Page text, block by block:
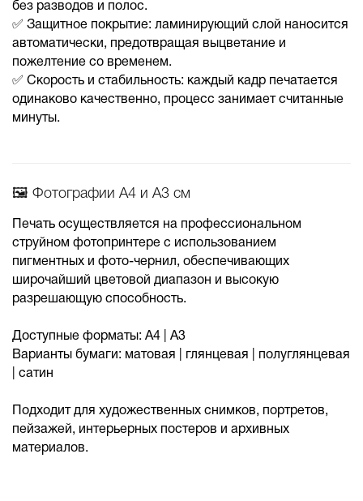
без разводов и полос.
✅ Защитное покрытие: ламинирующий слой наносится
автоматически, предотвращая выцветание и
пожелтение со временем.
✅ Скорость и стабильность: каждый кадр печатается
одинаково качественно, процесс занимает считанные
минуты.
🖼 Фотографии А4 и А3 см
Печать осуществляется на профессиональном
струйном фотопринтере с использованием
пигментных и фото-чернил, обеспечивающих
широчайший цветовой диапазон и высокую
разрешающую способность.
Доступные форматы: А4 | А3
Варианты бумаги: матовая | глянцевая | полуглянцевая
| сатин
Подходит для художественных снимков, портретов,
пейзажей, интерьерных постеров и архивных
материалов.